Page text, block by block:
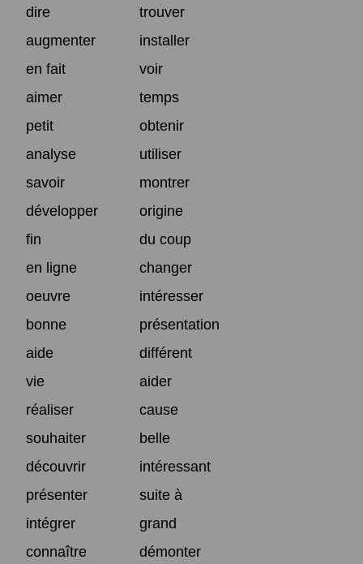
dire
trouver
augmenter
installer
en fait
voir
aimer
temps
petit
obtenir
analyse
utiliser
savoir
montrer
développer
origine
fin
du coup
en ligne
changer
oeuvre
intéresser
bonne
présentation
aide
différent
vie
aider
réaliser
cause
souhaiter
belle
découvrir
intéressant
présenter
suite à
intégrer
grand
connaître
démonter